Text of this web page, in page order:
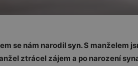
se nám narodil syn. S manželem
ztrácel zájem a po narození